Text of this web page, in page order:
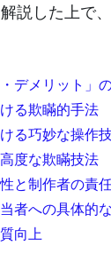
説した上で
デメリット」
る欺瞞的手法
る巧妙な操作
度な欺瞞技法
と制作者の責
者への具体的
向上